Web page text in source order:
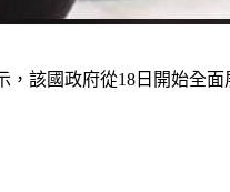
該國政府從18日開始